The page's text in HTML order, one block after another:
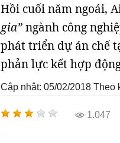
Hồi cuối năm ngoái,
gia”ngành công
phát triển dự án chế
phản lực kết hợp
Cập nhật: 05/02/2018 Theo
1.047